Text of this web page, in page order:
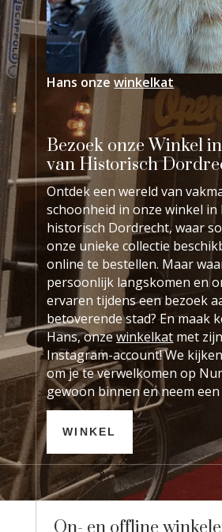
Hans onzewinkelkat
Bezoek onze Winkel
van Historisch
Ontdek een wereld van
schoonheid in onze winkel
historisch Dordrecht, waar
onze unieke collectie
online te bestellen. Maar
persoonlijk langskomen en
ervaren tijdens een bezoek
betoverende stad? En maak
Hans, onzewinkelkat met
Instagram-account! We
om je te verwelkomen op
gewoon binnen en neem een
WINKEL